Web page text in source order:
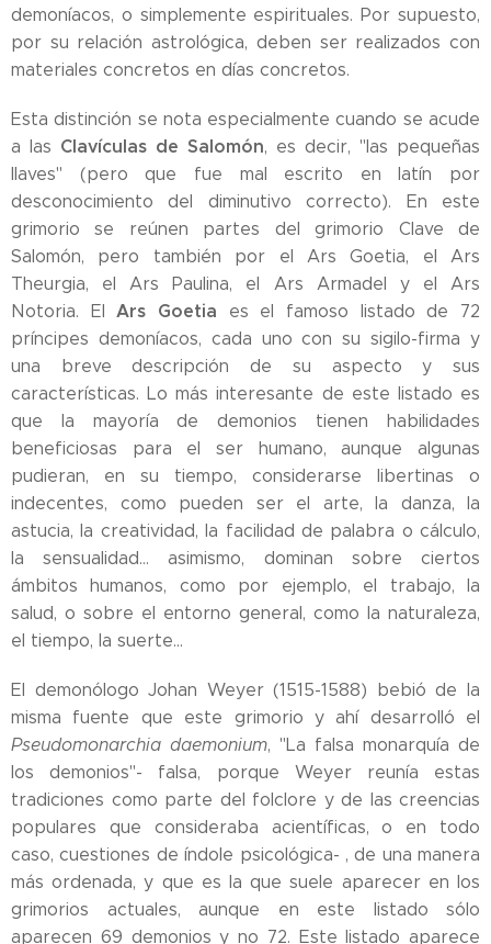
demoníacos, o simplemente espirituales. Por supuesto,
por su relación astrológica, deben ser realizados con
materiales concretos en días concretos.
Esta distinción se nota especialmente cuando se acude
a las Clavículas de Salomón, es decir, "las pequeñas
llaves" (pero que fue mal escrito en latín por
desconocimiento del diminutivo correcto). En este
grimorio se reúnen partes del grimorio Clave de
Salomón, pero también por el Ars Goetia, el Ars
Theurgia, el Ars Paulina, el Ars Armadel y el Ars
Notoria. ElArs Goetia es el famoso listado de 72
príncipes demoníacos, cada uno con su sigilo-firma y
una breve descripción de su aspecto y sus
características. Lo más interesante de este listado es
que la mayoría de demonios tienen habilidades
beneficiosas para el ser humano, aunque algunas
pudieran, en su tiempo, considerarse libertinas o
indecentes, como pueden ser el arte, la danza, la
astucia, la creatividad, la facilidad de palabra o cálculo,
la sensualidad... asimismo, dominan sobre ciertos
ámbitos humanos, como por ejemplo, el trabajo, la
salud, o sobre el entorno general, como la naturaleza,
el tiempo, la suerte...
El demonólogo Johan Weyer (1515-1588) bebió de la
misma fuente que este grimorio y ahí desarrolló el
Pseudomonarchia daemonium, "La falsa monarquía de
los demonios"- falsa, porque Weyer reunía estas
tradiciones como parte del folclore y de las creencias
populares que consideraba acientíficas, o en todo
caso, cuestiones de índole psicológica- , de una manera
más ordenada, y que es la que suele aparecer en los
grimorios actuales, aunque en este listado sólo
aparecen 69 demonios y no 72. Este listado aparece